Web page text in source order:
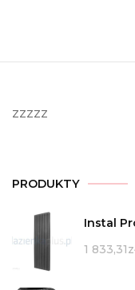
zzzzz
PRODUKTY
Instal
1 833,31